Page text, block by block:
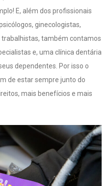
E, além dos profissionais
ginecologistas,
trabalhistas, também contamos
e, uma clínica dentária
dependentes. Por isso o
de estar sempre junto do
mais benefícios e mais